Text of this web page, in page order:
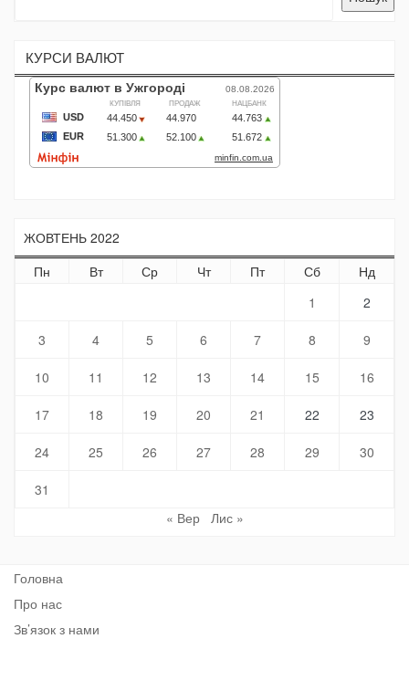
КУРСИ ВАЛЮТ
ЖОВТЕНЬ 2022
Пн
Вт Ср Чт Пт Сб
Нд
1
2
3 4 5 6 7 8 9
10 11 12 13 14 15 16
17 18 19 20 21 22 23
24 25 26 27 28 29 30
31
« Вер
Лис »
Головна
Про нас
Зв’язок з нами